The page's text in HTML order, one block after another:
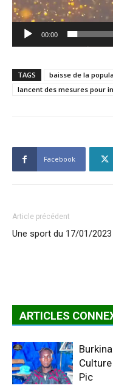
00:00
TAGS baisse de la
lancent des mesures pour
Facebook
Article précédent
Une sport du 17/01/2023
ARTICLES
Pic